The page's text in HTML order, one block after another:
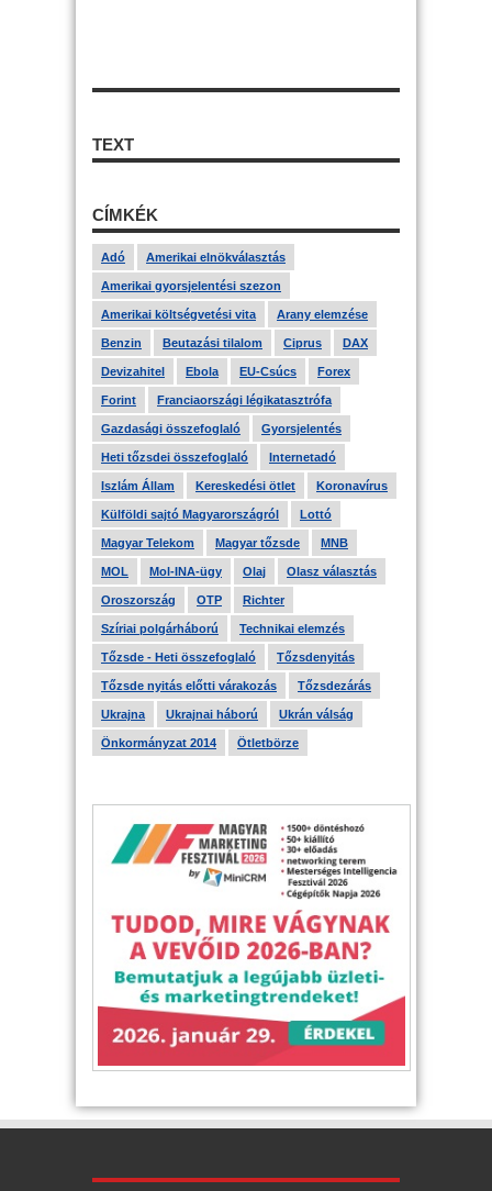
TEXT
CÍMKÉK
Adó Amerikai elnökválasztás
Amerikai gyorsjelentési szezon
Amerikai költségvetési vita Arany elemzése
Benzin Beutazási tilalom Ciprus DAX
Devizahitel Ebola EU-Csúcs Forex
Forint Franciaországi légikatasztrófa
Gazdasági összefoglaló Gyorsjelentés
Heti tőzsdei összefoglaló Internetadó
Iszlám Állam Kereskedési ötlet Koronavírus
Külföldi sajtó Magyarországról Lottó
Magyar Telekom Magyar tőzsde MNB
MOL Mol-INA-ügy Olaj Olasz választás
Oroszország OTP Richter
Szíriai polgárháború Technikai elemzés
Tőzsde - Heti összefoglaló Tőzsdenyitás
Tőzsde nyitás előtti várakozás Tőzsdezárás
Ukrajna Ukrajnai háború Ukrán válság
Önkormányzat 2014 Ötletbörze